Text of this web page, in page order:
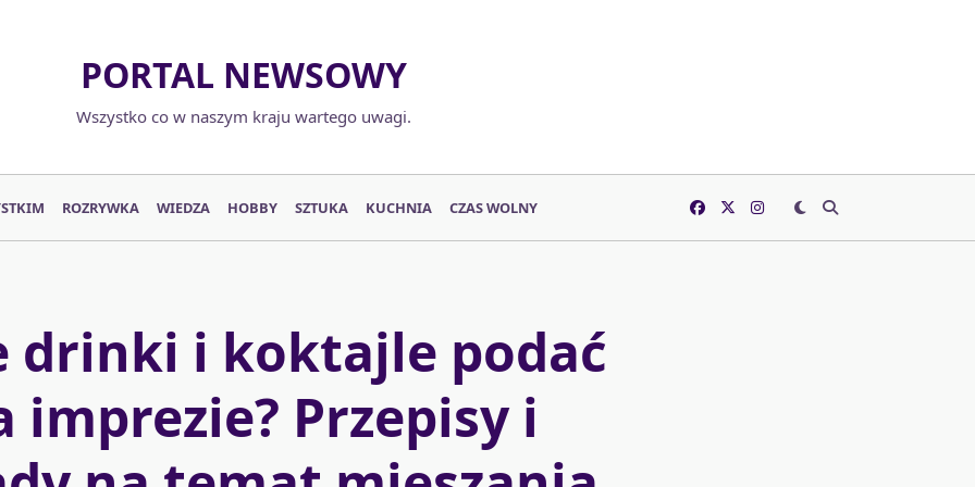
PORTAL NEWSOWY
Wszystko co w naszym kraju wartego uwagi.
ROZRYWKA WIEDZA HOBBY SZTUKA KUCHNIA CZAS WOLNY
drinki i koktajle podać
imprezie? Przepisy i